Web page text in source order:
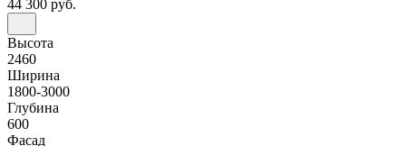
44 300 руб.
Высота
2460
Ширина
1800-3000
Глубина
600
Фасад